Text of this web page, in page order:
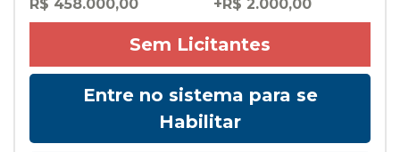
R$ 458.000,00
+R$ 2.000,00
Sem Licitantes
Entre no sistema para se
Habilitar